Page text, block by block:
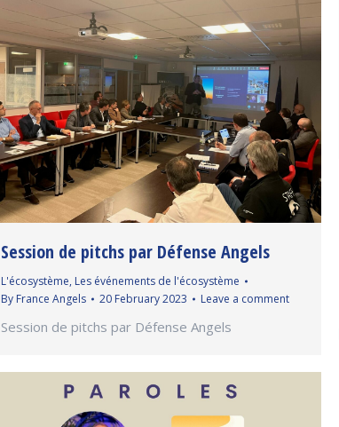
Session de pitchs par Défense Angels
L'écosystème, Les événements de l'écosystème
By France Angels 20 February 2023 Leave a comment
Session de pitchs par Défense Angels